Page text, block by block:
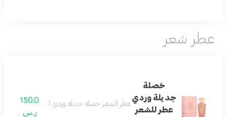
عطر شعر
خصلة
جديلة وردي
عطر للشعر
عطر الشعر خصلة جديلة وردي الهرم العطري مقدمة
150.0
ر.س